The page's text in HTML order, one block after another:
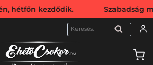
Szabadság miatt
KERESÉS